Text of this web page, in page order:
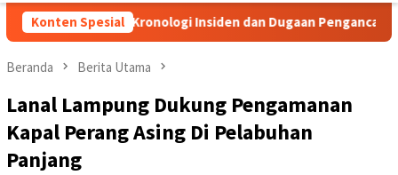
Konten Spesial
Insiden dan Dugaan Pengancaman Antarwarga
Beranda Berita Utama
Lanal Lampung Dukung Pengamanan
Kapal Perang Asing Di Pelabuhan
Panjang